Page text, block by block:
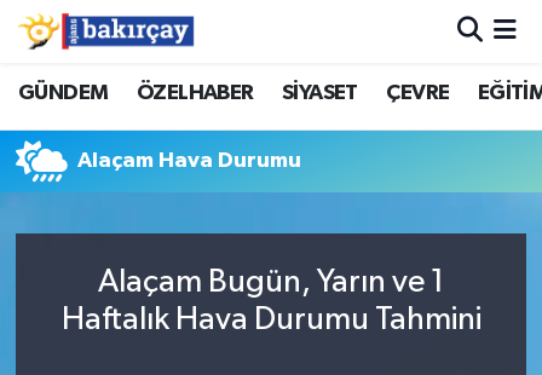
GÜNDEM ÖZELHABER SİYASET ÇEVRE
Alaçam Hava Durumu
Alaçam Bugün, Yarın ve 1
Haftalık Hava Durumu Tahmini
İzmir Nöbetçi Eczaneler
İzmir Hava Durumu
İzmir Trafik Yoğunluk Haritası